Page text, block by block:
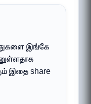
இங்கே
இதை share